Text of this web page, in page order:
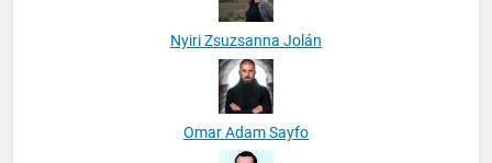
Nyiri Zsuzsanna Jolán
Omar Adam Sayfo